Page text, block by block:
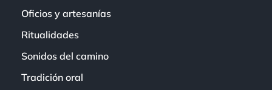
Oficios y artesanías
Ritualidades
Sonidos del camino
Tradición oral